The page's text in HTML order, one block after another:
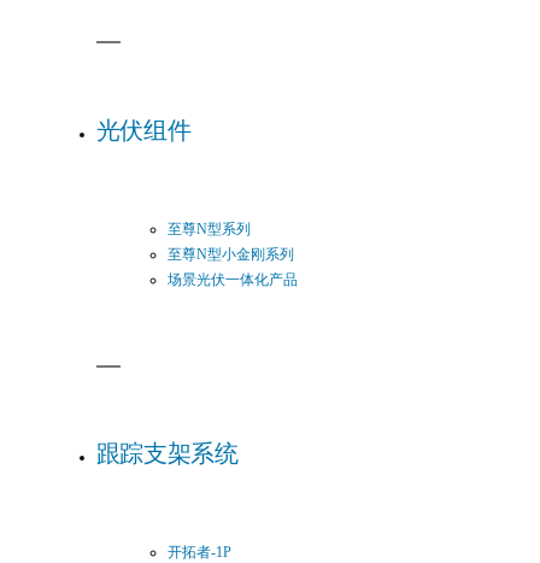
光伏组件
至尊N型系列
至尊N型小金刚系列
场景光伏一体化产品
跟踪支架系统
开拓者-1P